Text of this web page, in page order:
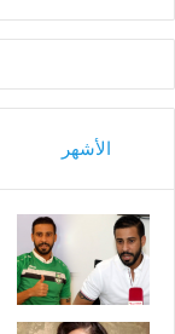
الأشهر